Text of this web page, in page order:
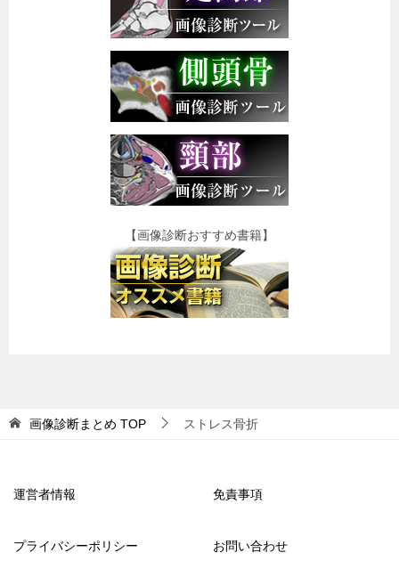
【画像診断おすすめ書籍】
画像診断まとめ TOP ストレス骨折
運営者情報 免責事項
プライバシーポリシー お問い合わせ